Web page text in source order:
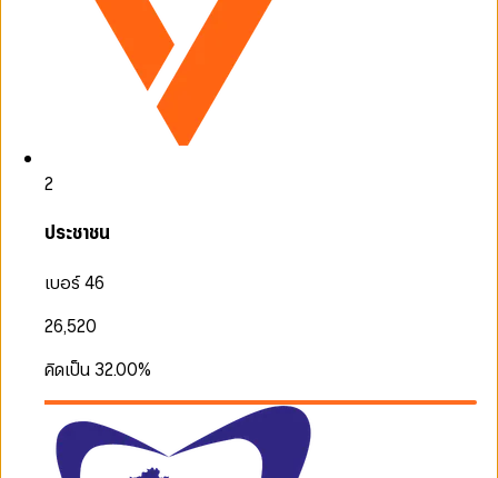
2
ประชาชน
เบอร์ 46
26,520
คิดเป็น 32.00%